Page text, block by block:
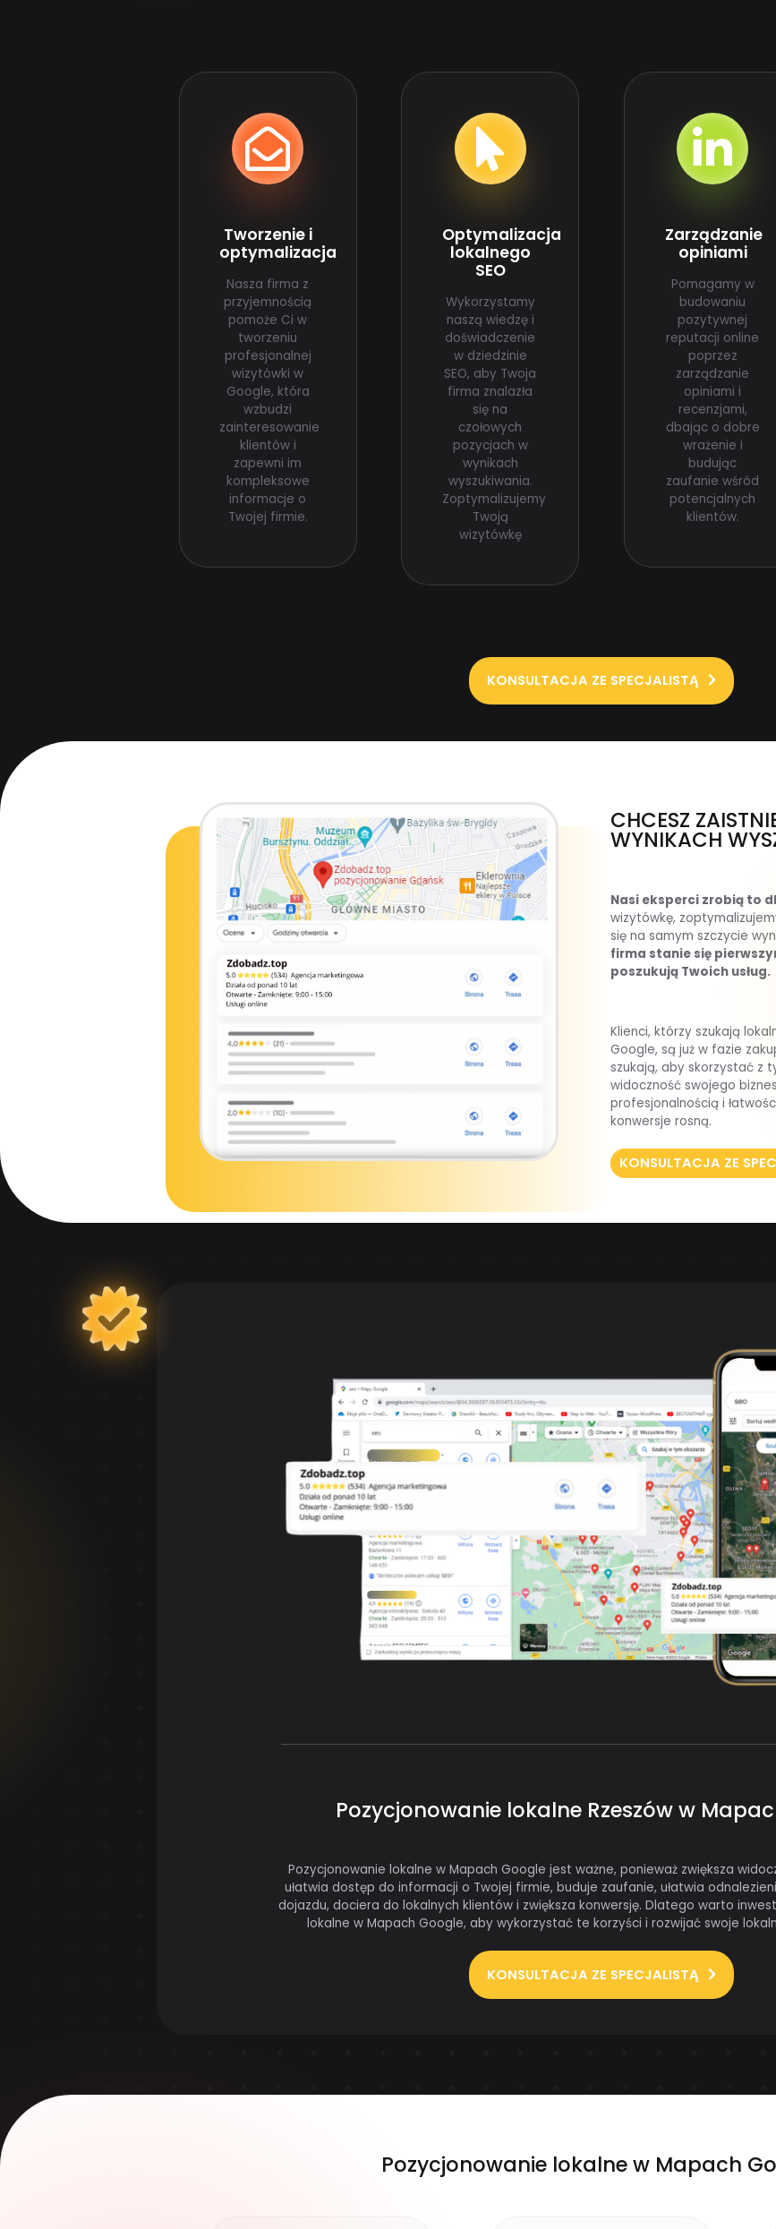
Tworzenie i
optymalizacja
Nasza firma z
przyjemnością
pomoże Ci w
tworzeniu
profesjonalnej
wizytówki w
Google, która
wzbudzi
zainteresowanie
klientów i
zapewni im
kompleksowe
informacje o
Twojej firmie.
Optymalizacja
lokalnego
SEO
Wykorzystamy
naszą wiedzę i
doświadczenie
w dziedzinie
SEO, aby Twoja
firma znalazła
się na
czołowych
pozycjach w
wynikach
wyszukiwania.
Zoptymalizujemy
Twoją
wizytówkę
Zarządzanie
opiniami
Pomagamy w
budowaniu
pozytywnej
reputacji online
poprzez
zarządzanie
opiniami i
recenzjami,
dbając o dobre
wrażenie i
budując
zaufanie wśród
potencjalnych
klientów.
KONSULTACJA ZE SPECJALISTĄ
CHCESZ
WYNIKACH
Nasi eksperci zrobią to
wizytówkę,
się na samym szczycie
firma stanie się
poszukują Twoich usług.
Klienci, którzy szukają
Google, są już w fazie
szukają, aby skorzystać z
widoczność swojego
profesjonalnością i
konwersje rosną.
KONSULTACJA ZE
Pozycjonowanie lokalne Rzeszów w
Pozycjonowanie lokalne w Mapach Google jest ważne, ponieważ zwiększa
ułatwia dostęp do informacji o Twojej firmie, buduje zaufanie, ułatwia
dojazdu, dociera do lokalnych klientów i zwiększa konwersję. Dlatego warto
lokalne w Mapach Google, aby wykorzystać te korzyści i rozwijać swoje
KONSULTACJA ZE SPECJALISTĄ
Pozycjonowanie lokalne w Mapach